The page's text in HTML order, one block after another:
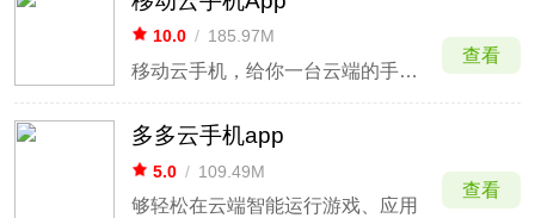
10.0 / 185.97M
移动云手机，给你一台云端的手机！
查看
多多云手机app
5.0 / 109.49M
够轻松在云端智能运行游戏、应用
查看